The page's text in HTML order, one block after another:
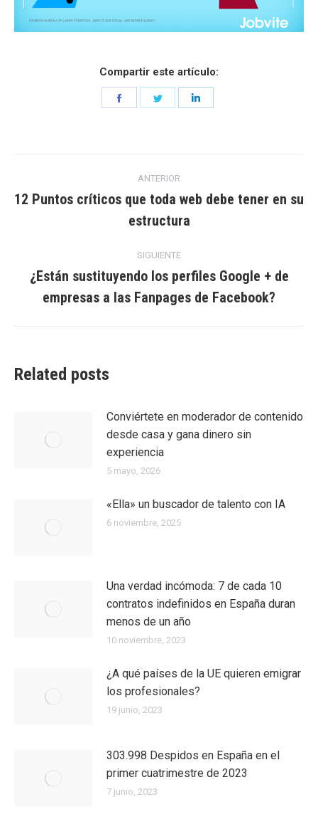
Compartir este artículo:
Share
entre
ANTERIOR
anterior:
12 Puntos críticos que toda web debe tener en su
estructura
SIGUIENTE
Entrada
siguiente:
¿Están sustituyendo los perfiles Google + de
empresas a las Fanpages de Facebook?
Related posts
Conviértete en moderador de contenido
desde casa y gana dinero sin
experiencia
5 mayo, 2026
«Ella» un buscador de talento con IA
6 noviembre, 2025
Una verdad incómoda: 7 de cada 10
contratos indefinidos en España duran
menos de un año
10 noviembre, 2023
¿A qué países de la UE quieren emigrar
los profesionales?
19 junio, 2023
303.998 Despidos en España en el
primer cuatrimestre de 2023
7 junio, 2023